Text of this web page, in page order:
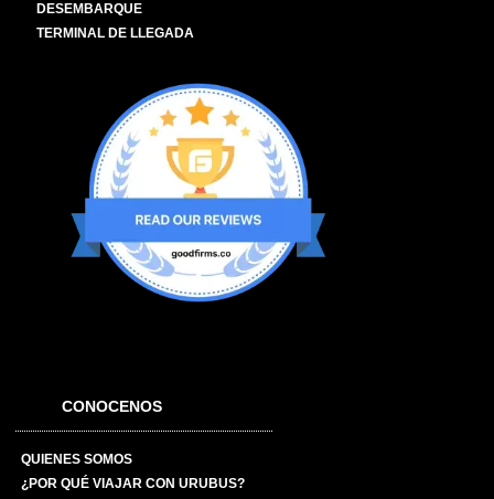
DESEMBARQUE
TERMINAL DE LLEGADA
CONOCENOS
QUIENES SOMOS
¿POR QUÉ VIAJAR CON URUBUS?